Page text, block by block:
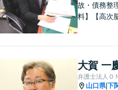
故・債務整
料】【高次
トナー」と
寄り添いま
ご相談くだ
大賀 一
弁護士法人Ｏ
山口県|下